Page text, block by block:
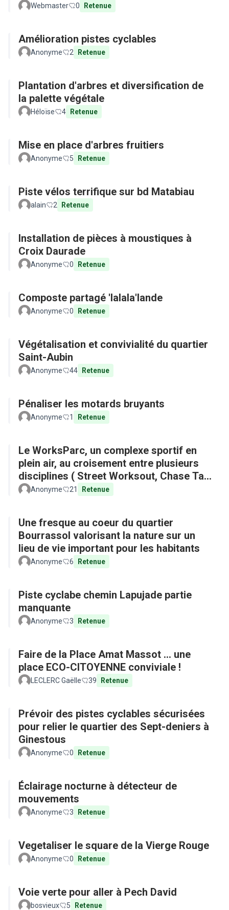
Webmaster 0 Retenue
Amélioration pistes cyclables
Anonyme 2 Retenue
Plantation d'arbres et diversification de
la palette végétale
Héloïse 4 Retenue
Mise en place d'arbres fruitiers
Anonyme 5 Retenue
Piste vélos terrifique sur bd Matabiau
alain 2 Retenue
Installation de pièces à moustiques à
Croix Daurade
Anonyme 0 Retenue
Composte partagé 'lalala'lande
Anonyme 0 Retenue
Végétalisation et convivialité du quartier
Saint-Aubin
Anonyme 44 Retenue
Pénaliser les motards bruyants
Anonyme 1 Retenue
Le WorksParc, un complexe sportif en
plein air, au croisement entre plusieurs
disciplines ( Street Worksout, Chase Tag,
Parkour)
Anonyme 21 Retenue
Une fresque au coeur du quartier
Bourrassol valorisant la nature sur un
lieu de vie important pour les habitants
Anonyme 6 Retenue
Piste cyclabe chemin Lapujade partie
manquante
Anonyme 3 Retenue
Faire de la Place Amat Massot ... une
place ECO-CITOYENNE conviviale !
LECLERC Gaëlle 39 Retenue
Prévoir des pistes cyclables sécurisées
pour relier le quartier des Sept-deniers à
Ginestous
Anonyme 0 Retenue
Éclairage nocturne à détecteur de
mouvements
Anonyme 3 Retenue
Vegetaliser le square de la Vierge Rouge
Anonyme 0 Retenue
Voie verte pour aller à Pech David
bosvieux 5 Retenue